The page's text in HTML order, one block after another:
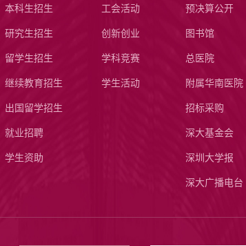
本科生招生
研究生招生
留学生招生
继续教育招生
出国留学招生
就业招聘
学生资助
工会活动
创新创业
学科竞赛
学生活动
预决算公开
图书馆
总医院
附属华南医院
招标采购
深大基金会
深圳大学报
深大广播电台